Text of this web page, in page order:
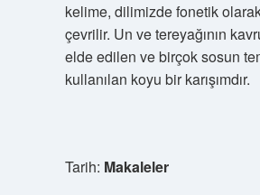
kelime, dilimizde fonetik
çevrilir. Un ve tereyağının
elde edilen ve birçok sosun
kullanılan koyu bir karışımdır.
Tarih: Makaleler